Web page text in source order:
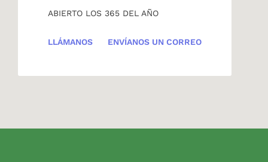
ABIERTO LOS 365 DEL AÑO
LLÁMANOS ENVÍANOS UN CORREO